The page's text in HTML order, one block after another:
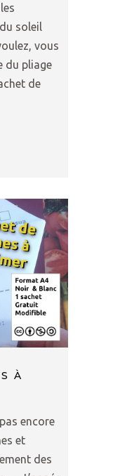
soleil
vous
du pliage
de
À
encore
et
des